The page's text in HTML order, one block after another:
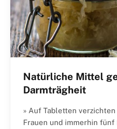
Natürliche Mittel
Darmträgheit
» Auf Tabletten
Frauen und immerhin fünf